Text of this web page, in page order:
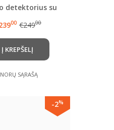
detektorius su
00 €24900
Į KREPŠELĮ
SĄRAŠĄ
-2%